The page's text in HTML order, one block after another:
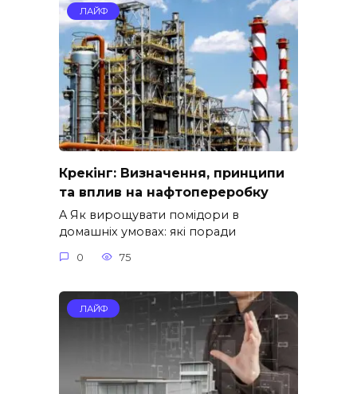
ЛАЙФ
Крекінг: Визначення, принципи
та вплив на нафтопереробку
A Як вирощувати помідори в
домашніх умовах: які поради
0 75
ЛАЙФ